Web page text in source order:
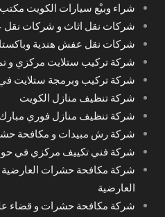
شراء وبيْع سيارات الكويت
شركات نقل اثاث و شركات نقل
شركات نقل عفش هندية
شركة تركيب ستلايت مركزي و
شركة تركيب وبرمجة ستلايت
شركة تنظيف منازل الكويت
شركة تنظيف منازل فوري مبارك
شركة رش مبيدات و مكافحة
شركة فني تكييف مركزي في
شركة مكافحة حشرات العارضية
العارضية
شركة مكافحة حشرات و قضاء